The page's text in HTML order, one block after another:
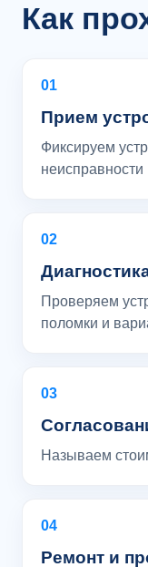
Как
01
Прием
Фиксируем
02
Проверяем
поломки и
03
Называем
04
Ремонт и